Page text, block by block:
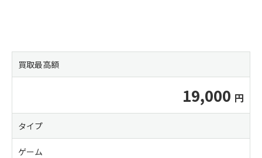
買取最高額
19,000
タイプ
ゲーム